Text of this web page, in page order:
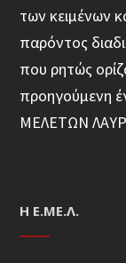
των κειμένων
παρόντος
που ρητώς
προηγούμενη
ΜΕΛΕΤΩΝ
Η Ε.ΜΕ.Λ.